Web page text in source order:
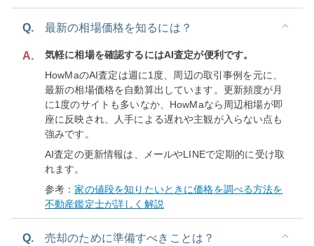
Q. 最新の相場価格を知るには？
A.
気軽に相場を確認するにはAI査定が便利です。
HowMaのAI査定は週に1度、周辺の取引事例を元に、
最新の相場価格を自動算出しています。更新頻度が月
に1度のサイトも多いなか、HowMaなら周辺相場が即
座に反映され、人手による遅れや主観が入らない点も
強みです。
AI査定の更新情報は、メールやLINEで定期的に受け取
れます。
参考：家の値段を知りたいときに価格を調べる方法を
不動産鑑定士が詳しく解説
Q. 売却のために準備すべきことは？